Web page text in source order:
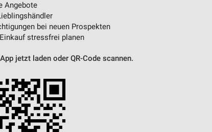
Angebote
bei neuen Prospekten
stressfrei planen
jetzt laden oder QR-Code scannen.